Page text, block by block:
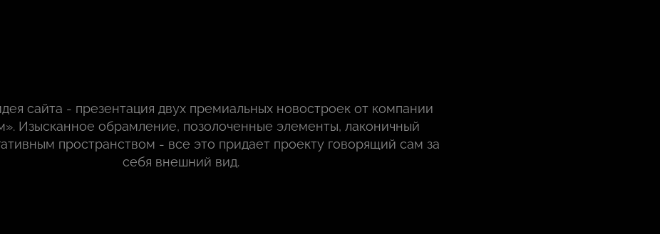
сайта - презентация двух премиальных новостроек от компании
Изысканное обрамление, позолоченные элементы, лаконичный
пространством - все это придает проекту говорящий сам за
себя внешний вид.